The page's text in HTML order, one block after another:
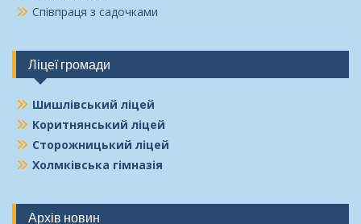
Співпраця з садочками
Ліцеї громади
Шишлівський ліцей
Коритнянський ліцей
Сторожницький ліцей
Холмківська гімназія
Архів новин